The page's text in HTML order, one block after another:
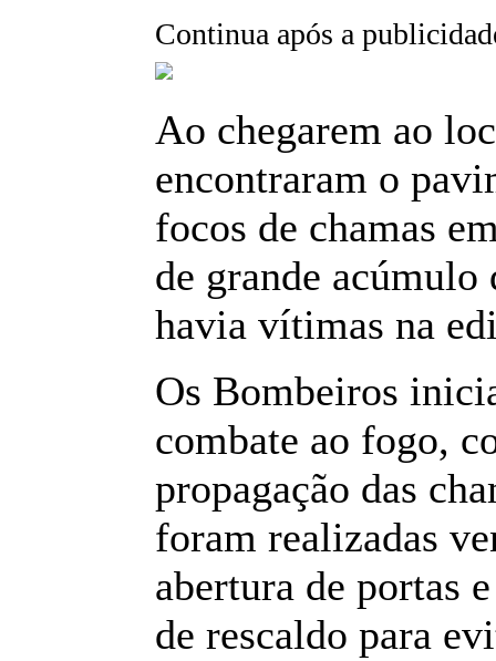
Continua após a
Ao chegarem ao
encontraram o
focos de chamas
de grande acúmulo
havia vítimas na
Os Bombeiros
combate ao fogo,
propagação das
foram realizadas
abertura de portas
de rescaldo para